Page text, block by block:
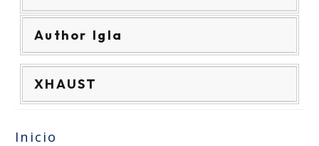
Author Igla
XHAUST
Inicio